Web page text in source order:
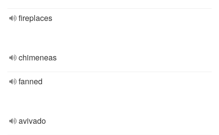
fireplaces
chimeneas
fanned
avivado